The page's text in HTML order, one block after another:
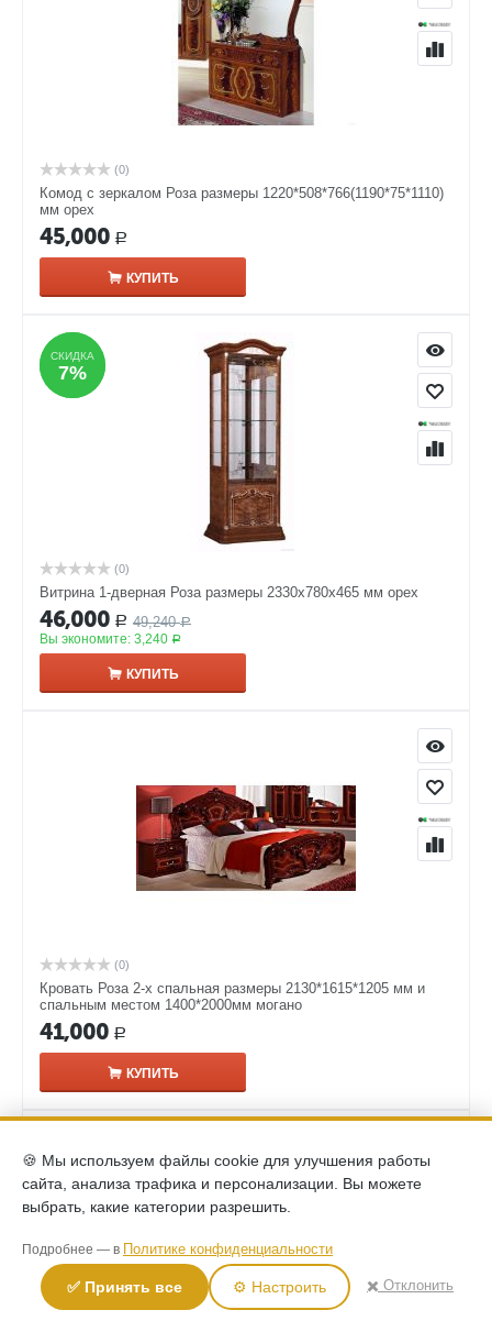
(0)
Комод с зеркалом Роза размеры 1220*508*766(1190*75*1110)
мм орех
45,000 Р
КУПИТЬ
СКИДКА
7%
СКИДКА
7%
(0)
Витрина 1-дверная Роза размеры 2330x780x465 мм орех
46,000 Р 49,240 Р
Вы экономите: 3,240 Р
КУПИТЬ
(0)
Кровать Роза 2-х спальная размеры 2130*1615*1205 мм и
спальным местом 1400*2000мм могано
41,000 Р
КУПИТЬ
🍪 Мы используем файлы cookie для улучшения работы
сайта, анализа трафика и персонализации. Вы можете
выбрать, какие категории разрешить.
Подробнее — в Политике конфиденциальности
✅ Принять все ⚙️ Настроить ✖️ Отклонить